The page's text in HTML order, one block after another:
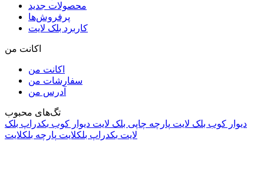
محصولات جدید
پرفروش‌ها
کاربرد بلک لایت
اکانت من
اکانت من
سفارشات من
آدرس من
تگ‌های محبوب
دیوار کوب بلک لایت پارچه چاپی بلک لایت دیوار کوب بکدراپ بلک
لایت بکدراپ بلکلایت پارچه بلکلایت